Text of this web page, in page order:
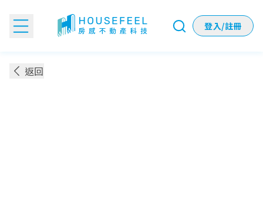
登入/註冊
返回